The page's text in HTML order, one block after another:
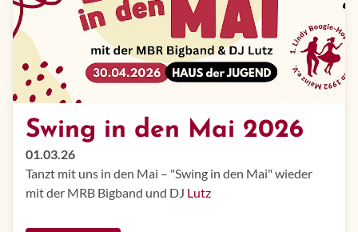
Swing in den Mai 2026
01.03.26
Tanzt mit uns in den Mai – "Swing in den Mai" wieder
mit der MRB Bigband und DJ Lutz